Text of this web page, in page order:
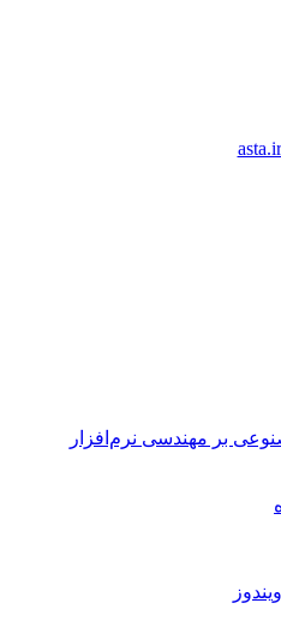
بر مهندسی نرم‌افزار